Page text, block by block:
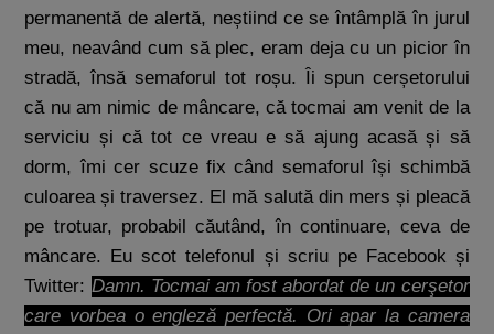
permanentă de alertă, neștiind ce se întâmplă în jurul
meu, neavând cum să plec, eram deja cu un picior în
stradă, însă semaforul tot roșu. Îi spun cerșetorului
că nu am nimic de mâncare, că tocmai am venit de la
serviciu și că tot ce vreau e să ajung acasă și să
dorm, îmi cer scuze fix când semaforul își schimbă
culoarea și traversez. El mă salută din mers și pleacă
pe trotuar, probabil căutând, în continuare, ceva de
mâncare. Eu scot telefonul și scriu pe Facebook și
Twitter: Damn. Tocmai am fost abordat de un cerşetor
care vorbea o engleză perfectă. Ori apar la camera